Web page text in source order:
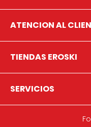
ATENCION AL
TIENDAS EROSKI
SERVICIOS